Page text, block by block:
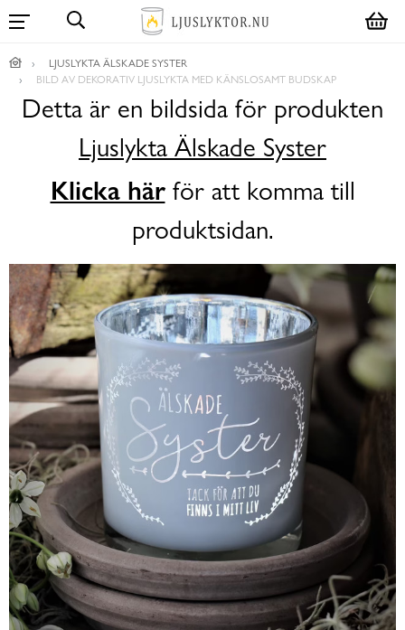
LJUSLYKTA ÄLSKADE SYSTER
BILD AV DEKORATIV LJUSLYKTA MED KÄNSLOSAMT BUDSKAP
Detta är en bildsida för produkten
Ljuslykta Älskade Syster
Klicka härför att komma till
produktsidan.